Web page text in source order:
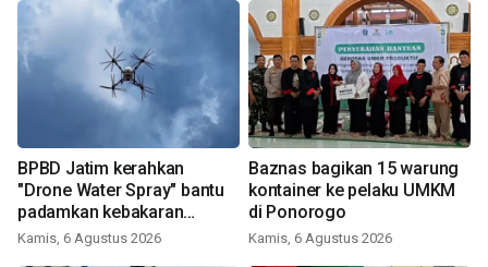
BPBD Jatim kerahkan
"Drone Water Spray" bantu
padamkan kebakaran
Bromo
Kamis, 6 Agustus 2026
Baznas bagikan 15 warung
kontainer ke pelaku UMKM
di Ponorogo
Kamis, 6 Agustus 2026